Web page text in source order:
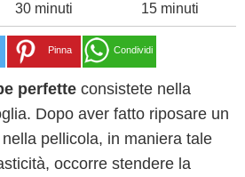
30 minuti 15 minuti
Pinna Condividi
perfette consistete nella
Dopo aver fatto riposare un
pellicola, in maniera tale
occorre stendere la